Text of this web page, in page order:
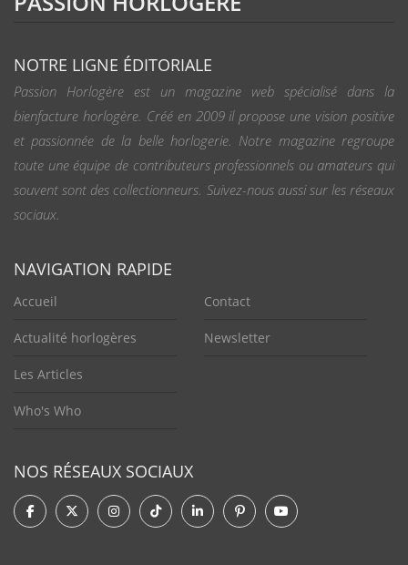
NOTRE LIGNE ÉDITORIALE
Passion Horlogère est un magazine web spécialisé dans la
bienfacture horlogère. Créé en 2009 il propose une vision positive
et passionnée de la belle horlogerie. Notre magazine regroupe
toute une équipe de contributeurs professionnels ou amateurs qui
souvent sont des collectionneurs. Suivez-nous aussi sur les réseaux
sociaux.
NAVIGATION RAPIDE
Accueil
Actualité horlogères
Les Articles
Who's Who
Contact
Newsletter
NOS RÉSEAUX SOCIAUX